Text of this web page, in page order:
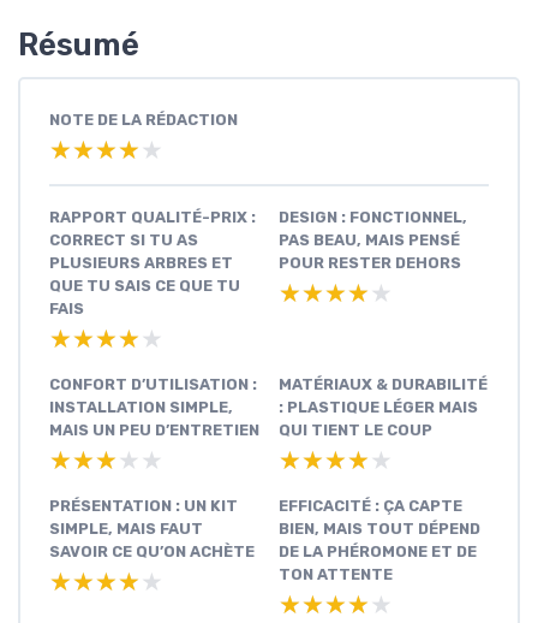
Résumé
NOTE DE LA RÉDACTION
★★★★★
★★★★★
RAPPORT QUALITÉ-PRIX :
CORRECT SI TU AS
PLUSIEURS ARBRES ET
QUE TU SAIS CE QUE TU
FAIS
★★★★★
★★★★★
DESIGN : FONCTIONNEL,
PAS BEAU, MAIS PENSÉ
POUR RESTER DEHORS
★★★★★
★★★★★
CONFORT D’UTILISATION :
INSTALLATION SIMPLE,
MAIS UN PEU D’ENTRETIEN
★★★★★
★★★★★
MATÉRIAUX & DURABILITÉ
: PLASTIQUE LÉGER MAIS
QUI TIENT LE COUP
★★★★★
★★★★★
PRÉSENTATION : UN KIT
SIMPLE, MAIS FAUT
SAVOIR CE QU’ON ACHÈTE
★★★★★
★★★★★
EFFICACITÉ : ÇA CAPTE
BIEN, MAIS TOUT DÉPEND
DE LA PHÉROMONE ET DE
TON ATTENTE
★★★★★
★★★★★